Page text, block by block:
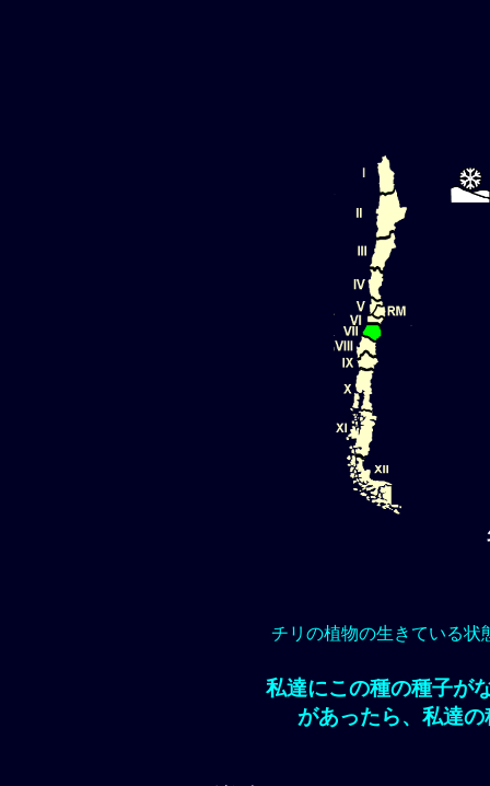
チリの植物の生きている状
私達にこの種の種子が
があったら、私達